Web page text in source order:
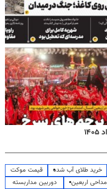
خرید طلای آب شده
قیمت موکت
مداحی اربعین
دوربین مداربسته